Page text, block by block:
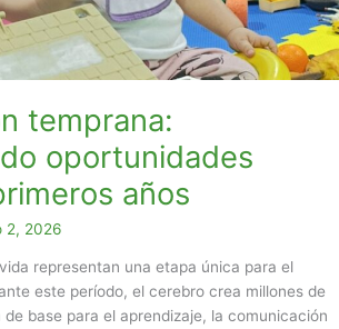
temprana:
oportunidades
años
2, 2026
representan una etapa única para el
este período, el cerebro crea millones de
base para el aprendizaje, la comunicación